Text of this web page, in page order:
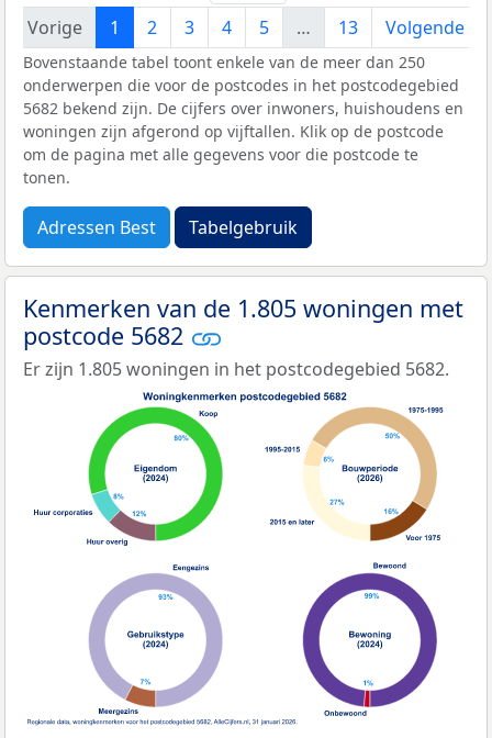
Vorige
1 2 3 4 5 … 13 Volgende
Bovenstaande tabel toont enkele van de meer dan 250
onderwerpen die voor de postcodes in het postcodegebied
5682 bekend zijn. De cijfers over inwoners, huishoudens en
woningen zijn afgerond op vijftallen. Klik op de postcode
om de pagina met alle gegevens voor die postcode te
tonen.
Adressen Best Tabelgebruik
Kenmerken van de 1.805 woningen met
postcode 5682
Er zijn 1.805 woningen in het postcodegebied 5682.